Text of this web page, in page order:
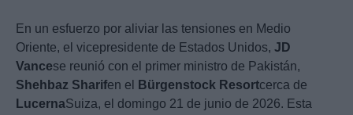
En un esfuerzo por aliviar las tensiones en Medio
Oriente, el vicepresidente de Estados Unidos, JD
Vancese reunió con el primer ministro de Pakistán,
Shehbaz Sharifen el Bürgenstock Resortcerca de
LucernaSuiza, el domingo 21 de junio de 2026. Esta